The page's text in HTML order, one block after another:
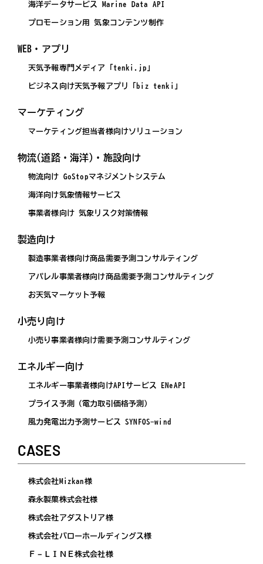
海洋データサービス Marine Data API
プロモーション用 気象コンテンツ制作
WEB・アプリ
天気予報専門メディア「tenki.jp」
ビジネス向け天気予報アプリ「biz tenki」
マーケティング
マーケティング担当者様向けソリューション
物流(道路・海洋)・施設向け
物流向け GoStopマネジメントシステム
海洋向け気象情報サービス
事業者様向け 気象リスク対策情報
製造向け
製造事業者様向け商品需要予測コンサルティング
アパレル事業者様向け商品需要予測コンサルティング
お天気マーケット予報
小売り向け
小売り事業者様向け需要予測コンサルティング
エネルギー向け
エネルギー事業者様向けAPIサービス ENeAPI
プライス予測（電力取引価格予測）
風力発電出力予測サービス SYNFOS-wind
CASES
株式会社Mizkan様
森永製菓株式会社様
株式会社アダストリア様
株式会社バローホールディングス様
Ｆ－ＬＩＮＥ株式会社様